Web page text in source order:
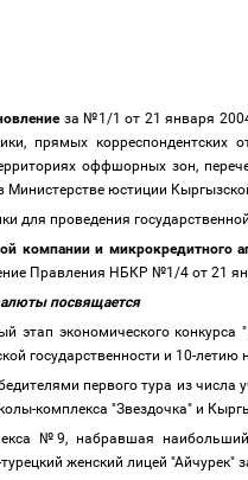
за №1/1 от 21 января
прямых
оффшорных зон,
юстиции
для проведения
компании и микрокредитного
Правления НБКР №1/4 от 21
посвящается
экономического
государственности и 10-
первого тура из числа
комплекса "Звездочка" и
№9, набравшая
женский лицей